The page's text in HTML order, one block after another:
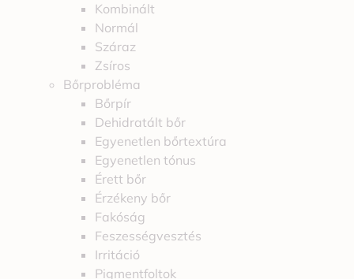
Kombinált
Normál
Száraz
Zsíros
Bőrprobléma
Bőrpír
Dehidratált bőr
Egyenetlen bőrtextúra
Egyenetlen tónus
Érett bőr
Érzékeny bőr
Fakóság
Feszességvesztés
Irritáció
Pigmentfoltok